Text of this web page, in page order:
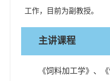
工作， 目前为副教授。
主讲课程
《饲料加工学》、《